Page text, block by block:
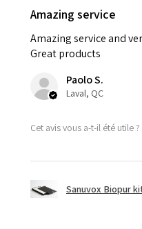
Amazing service
Amazing service and
Great products
Paolo S.
Laval, QC
Cet avis vous a-t-il été utile ?
Sanuvox Biopur